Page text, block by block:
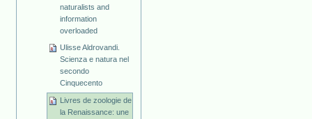
naturalists and
information
overloaded
Ulisse Aldrovandi.
Scienza e natura nel
secondo
Cinquecento
Livres de zoologie de
la Renaissance: une